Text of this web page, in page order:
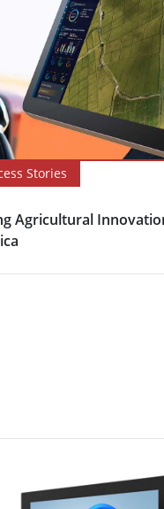
Stories
Agricultural